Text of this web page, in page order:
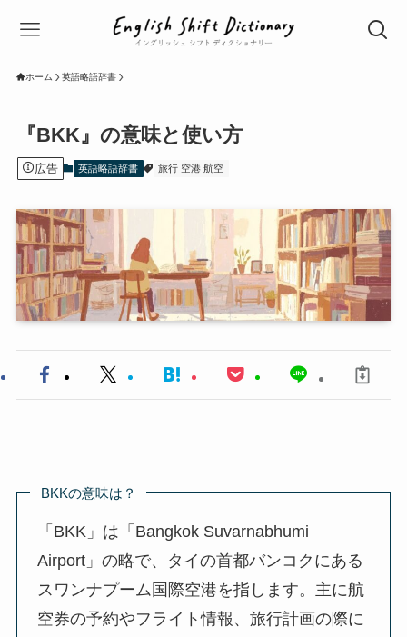
ホーム 英語略語辞書
『BKK』の意味と使い方
広告 英語略語辞書 旅行 空港 航空
BKKの意味は？
「BKK」は「Bangkok Suvarnabhumi
Airport」の略で、タイの首都バンコクにある
スワンナプーム国際空港を指します。主に航
空券の予約やフライト情報、旅行計画の際に